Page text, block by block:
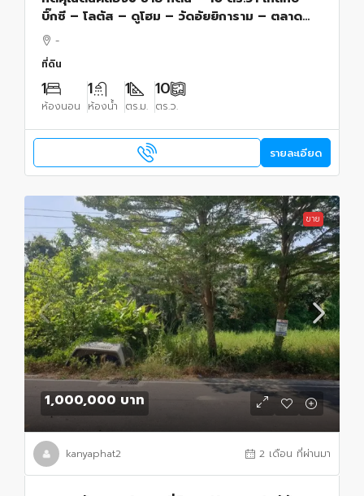
บิ๊กซี – โลตัส – ดูโฮม – วัดอัยยิการาม – ตลาด
ต้นไม้ คลอง 9 – โรงเรียนสารสาสน์วิเทศรังสิต
-
ที่ดิน
1
ห้องนอน
1
ห้องน้ำ
1
ตร.ม.
10
ตร.ว.
รายละเอียด
ขาย
1,000,000 บาท
kanyaphat2 2 เดือน ที่ผ่านมา